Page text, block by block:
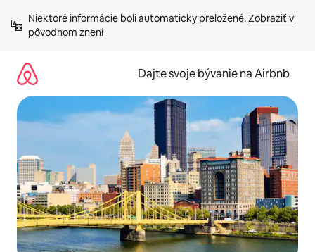
obsah.
Niektoré informácie boli automaticky preložené. Zobraziť v
pôvodnom znení
Dajte svoje bývanie na Airbnb